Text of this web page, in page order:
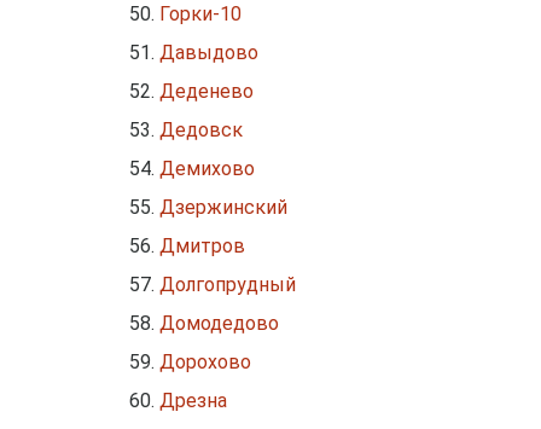
Горки-10
Давыдово
Деденево
Дедовск
Демихово
Дзержинский
Дмитров
Долгопрудный
Домодедово
Дорохово
Дрезна